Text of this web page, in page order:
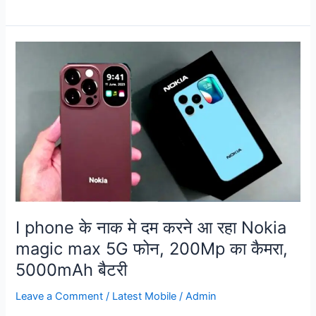
I phone के नाक मे दम करने आ रहा Nokia
magic max 5G फोन, 200Mp का कैमरा,
5000mAh बैटरी
Leave a Comment / Latest Mobile /Admin
करने
आ
रहा
Nokia
magic
max
5G
फोन,
का